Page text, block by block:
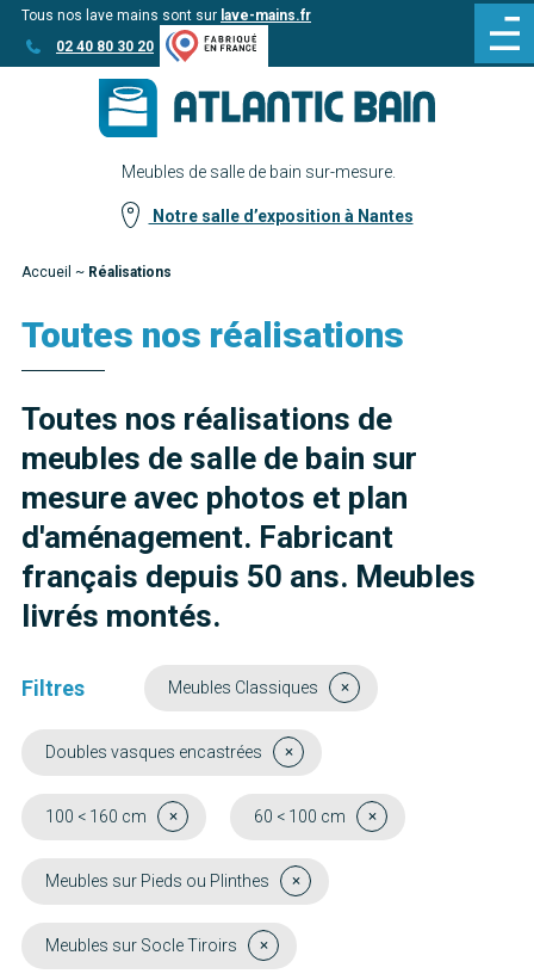
Aller
au
Aller au
contenu
Tous nos lave mains sont sur lave-mains.fr
02 40 80 30 20
Meubles de salle de bain sur-mesure.
Notre salle d’exposition à Nantes
Accueil ~ Réalisations
Toutes nos réalisations
Toutes nos réalisations de
meubles de salle de bain sur
mesure avec photos et plan
d'aménagement. Fabricant
français depuis 50 ans. Meubles
livrés montés.
Filtres Meubles Classiques
Doubles vasques encastrées
100 < 160 cm 60 < 100 cm
Meubles sur Pieds ou Plinthes
Meubles sur Socle Tiroirs